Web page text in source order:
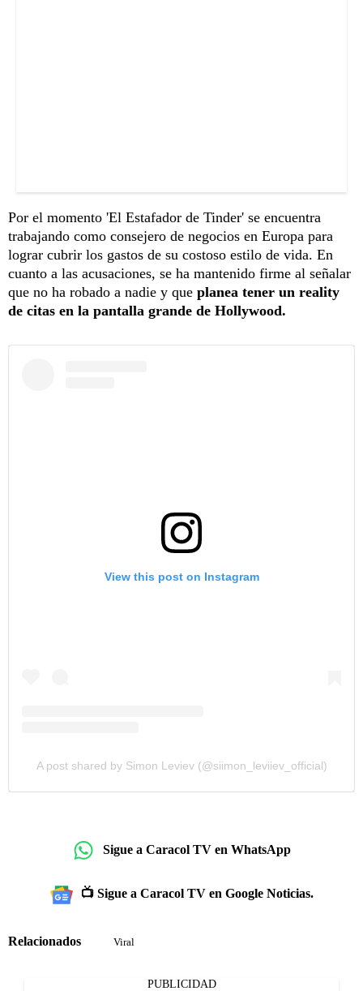
Por el momento 'El Estafador de Tinder' se encuentra
trabajando como consejero de negocios en Europa para
lograr cubrir los gastos de su costoso estilo de vida. En
cuanto a las acusaciones, se ha mantenido firme al señalar
que no ha robado a nadie y que planea tener un reality
de citas en la pantalla grande de Hollywood.
View this post on Instagram
A post shared by Simon Leviev (@siimon_leviiev_official)
Sigue a Caracol TV en WhatsApp
📺 Sigue a Caracol TV en Google Noticias.
Relacionados Viral
PUBLICIDAD